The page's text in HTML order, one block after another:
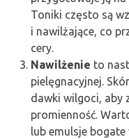
Toniki często są
i nawilżające, co
cery.
Nawilżenie to
pielęgnacyjnej.
dawki wilgoci, aby
promienność.
lub emulsje